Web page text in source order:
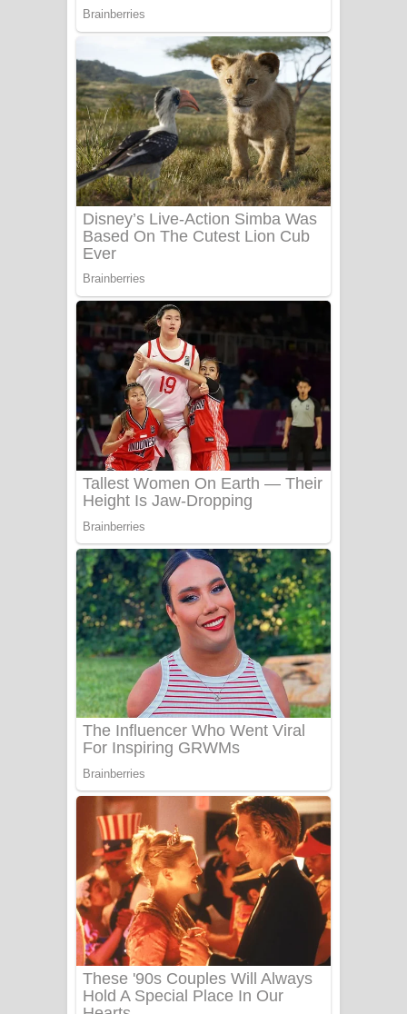
Doni Song Lyrics - දෝණි ගීතයේ පද
පෙළ
Benthara Palame Song Lyrics -
බෙන්තර පාලමේ ගීතයේ පද පෙළ
Sanda Babalena Song Lyrics - සඳ
Adare Wadi Nisa Song Lyrics - ආදරේ
වැඩි නිසා ගීතයේ පද පෙළ
UNUHUMA Song Lyrics - උණුහුම
ගීතයේ පද පෙළ
Katakara Song Lyrics - කටකාර ගීතයේ
පද පෙළ
Tharu Yaye Dilena Song Lyrics - තරු
යායේ දිලෙනා ගීතයේ පද පෙළ
Ow Man Sosa Song Lyrics - ඔව් මං
සෝසා ගීතයේ පද පෙළ
Heavy Weight Song Lyrics
Aye Lanweela Song Lyrics - ආයේ
ලංවීලා ගීතයේ පද පෙළ
Ala purannata Song Lyrics - ආල
පුරන්නට ගීතයේ පද පෙළ
FEVER DREAM Lyrics - Alex Warren
BTS : Hooligan Lyrics
Apa Hamuwee Song Lyrics - අප හමුවී
ගීතයේ පද පෙළ